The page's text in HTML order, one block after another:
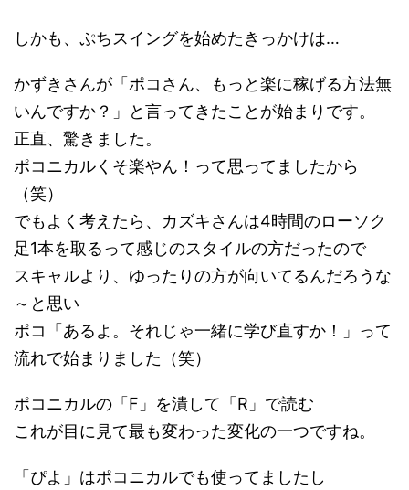
しかも、ぷちスイングを始めたきっかけは…
かずきさんが「ポコさん、もっと楽に稼げる方法無
いんですか？」と言ってきたことが始まりです。
正直、驚きました。
ポコニカルくそ楽やん！って思ってましたから
（笑）
でもよく考えたら、カズキさんは4時間のローソク
足1本を取るって感じのスタイルの方だったので
スキャルより、ゆったりの方が向いてるんだろうな
～と思い
ポコ「あるよ。それじゃ一緒に学び直すか！」って
流れで始まりました（笑）
ポコニカルの「F」を潰して「R」で読む
これが目に見て最も変わった変化の一つですね。
「ぴよ」はポコニカルでも使ってましたし